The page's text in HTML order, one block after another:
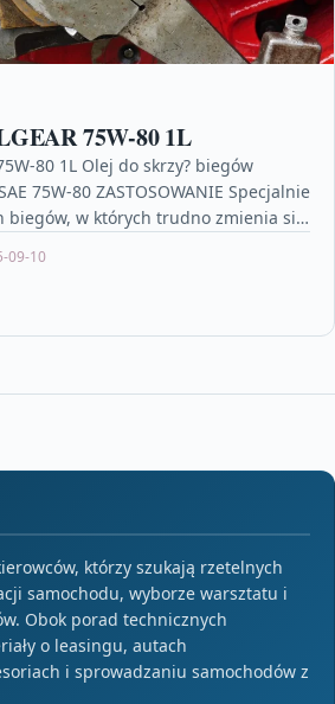
75W-80 1L
80 1L Olej do skrzy? biegów
75W-80 ZASTOSOWANIE Specjalnie
biegów, w których trudno zmienia si?
09-10
którzy szukają rzetelnych
samochodu, wyborze warsztatu i
Obok porad technicznych
o leasingu, autach
i sprowadzaniu samochodów z